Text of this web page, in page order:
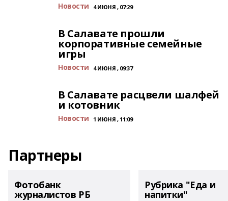
Новости 4 ИЮНЯ , 07:29
В Салавате прошли
корпоративные семейные
игры
Новости 4 ИЮНЯ , 09:37
В Салавате расцвели шалфей
и котовник
Новости 1 ИЮНЯ , 11:09
Партнеры
Фотобанк
журналистов РБ
Рубрика "Еда и
напитки"